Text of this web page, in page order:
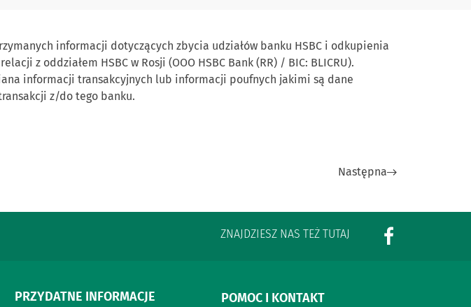
informacji dotyczących zbycia udziałów banku HSBC i odkupienia
z oddziałem HSBC w Rosji (OOO HSBC Bank (RR) / BIC: BLICRU).
informacji transakcyjnych lub informacji poufnych jakimi są dane
z/do tego banku.
Następna
ZNAJDZIESZ NAS TEŻ TUTAJ
PRZYDATNE INFORMACJE POMOC I KONTAKT